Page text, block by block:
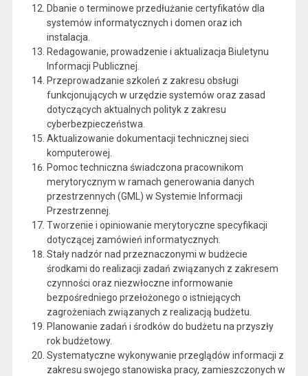
Dbanie o terminowe przedłużanie certyfikatów dla
systemów informatycznych i domen oraz ich
instalacja.
Redagowanie, prowadzenie i aktualizacja Biuletynu
Informacji Publicznej.
Przeprowadzanie szkoleń z zakresu obsługi
funkcjonujących w urzędzie systemów oraz zasad
dotyczących aktualnych polityk z zakresu
cyberbezpieczeństwa.
Aktualizowanie dokumentacji technicznej sieci
komputerowej.
Pomoc techniczna świadczona pracownikom
merytorycznym w ramach generowania danych
przestrzennych (GML) w Systemie Informacji
Przestrzennej.
Tworzenie i opiniowanie merytoryczne specyfikacji
dotyczącej zamówień informatycznych.
Stały nadzór nad przeznaczonymi w budżecie
środkami do realizacji zadań związanych z zakresem
czynności oraz niezwłoczne informowanie
bezpośredniego przełożonego o istniejących
zagrożeniach związanych z realizacją budżetu.
Planowanie zadań i środków do budżetu na przyszły
rok budżetowy.
Systematyczne wykonywanie przeglądów informacji z
zakresu swojego stanowiska pracy, zamieszczonych w